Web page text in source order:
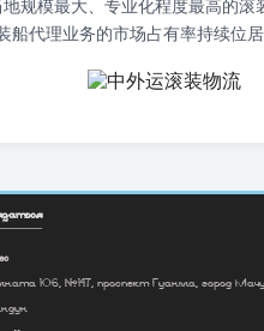
规模最大、专业化程度最高的
船代理业务的市场占有率持续位居
106, №147, проспект Гуанма, город